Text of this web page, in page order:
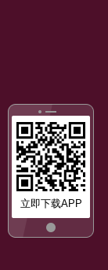
立即下载APP